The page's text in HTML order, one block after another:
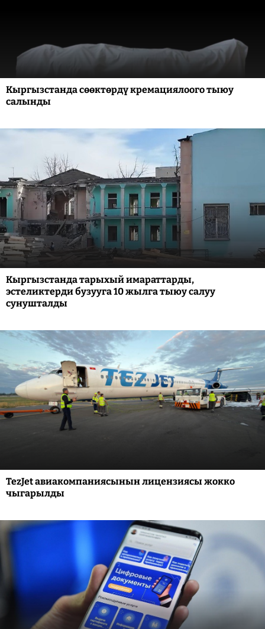
Кыргызстанда сөөктөрдү кремациялоого тыюу
салынды
Кыргызстанда тарыхый имараттарды,
эстеликтерди бузууга 10 жылга тыюу салуу
сунушталды
TezJet авиакомпаниясынын лицензиясы жокко
чыгарылды